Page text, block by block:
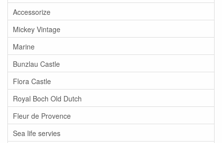
Accessorize
Mickey Vintage
Marine
Bunzlau Castle
Flora Castle
Royal Boch Old Dutch
Fleur de Provence
Sea life servies